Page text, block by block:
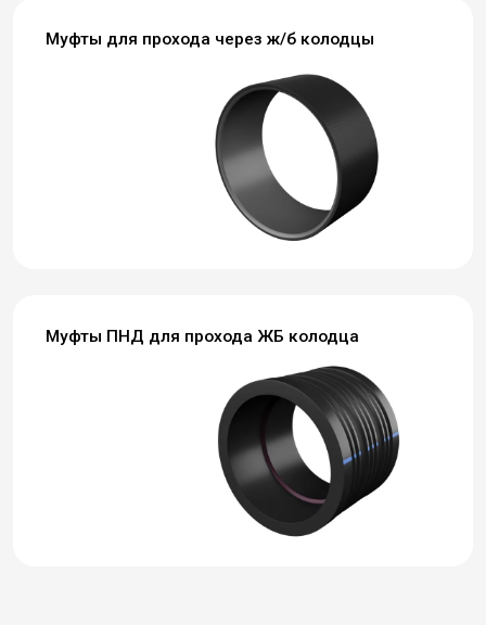
Муфты для прохода через ж/б колодцы
Муфты ПНД для прохода ЖБ колодца